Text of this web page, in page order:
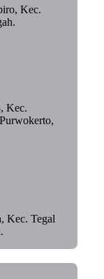
Kec.
Kec.
Kec. Tegal